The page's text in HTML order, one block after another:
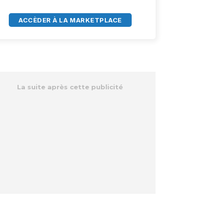
ACCÈDER À LA MARKETPLACE